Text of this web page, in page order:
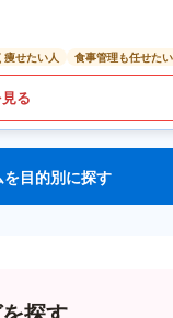
痩せたい人 食事管理も任せた
る
目的別に探す